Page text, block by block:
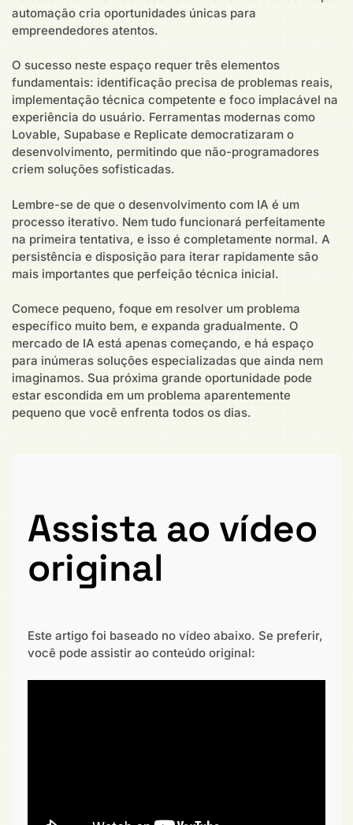
automação cria oportunidades únicas para
empreendedores atentos.
O sucesso neste espaço requer três elementos
fundamentais: identificação precisa de problemas reais,
implementação técnica competente e foco implacável na
experiência do usuário. Ferramentas modernas como
Lovable, Supabase e Replicate democratizaram o
desenvolvimento, permitindo que não-programadores
criem soluções sofisticadas.
Lembre-se de que o desenvolvimento com IA é um
processo iterativo. Nem tudo funcionará perfeitamente
na primeira tentativa, e isso é completamente normal. A
persistência e disposição para iterar rapidamente são
mais importantes que perfeição técnica inicial.
Comece pequeno, foque em resolver um problema
específico muito bem, e expanda gradualmente. O
mercado de IA está apenas começando, e há espaço
para inúmeras soluções especializadas que ainda nem
imaginamos. Sua próxima grande oportunidade pode
estar escondida em um problema aparentemente
pequeno que você enfrenta todos os dias.
Assista ao vídeo
original
Este artigo foi baseado no vídeo abaixo. Se preferir,
você pode assistir ao conteúdo original: